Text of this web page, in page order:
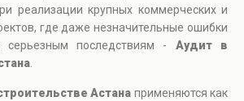
реализации крупных коммерческих и
где даже незначительные ошибки
серьезным последствиям - Аудит в
Астана применяются как